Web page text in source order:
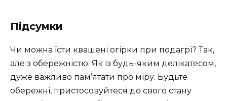
Підсумки
Чи можна їсти квашені огірки при подагрі? Так,
але з обережністю. Як із будь-яким делікатесом,
дуже важливо пам’ятати про міру. Будьте
обережні, пристосовуйтеся до свого стану